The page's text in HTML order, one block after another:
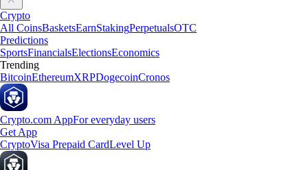
Crypto
All CoinsBasketsEarnStakingPerpetualsOTC
Predictions
SportsFinancialsElectionsEconomics
Trending
BitcoinEthereumXRPDogecoinCronos
Crypto.com AppFor everyday users
Get App
CryptoVisa Prepaid CardLevel Up